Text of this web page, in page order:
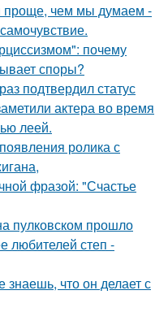
проще, чем мы думаем -
почему
споры?
подтвердил статус
актера во время
леей.
ролика с
фразой: "Счастье
пулковском прошло
любителей степ -
что он делает с